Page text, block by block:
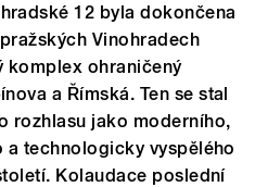
12 byla dokončena
Vinohradech
komplex ohraničený
a Římská. Ten se stal
rozhlasu jako moderního,
technologicky vyspělého
Kolaudace poslední